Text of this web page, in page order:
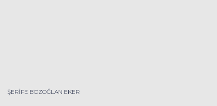
ŞERİFE BOZOĞLAN EKER